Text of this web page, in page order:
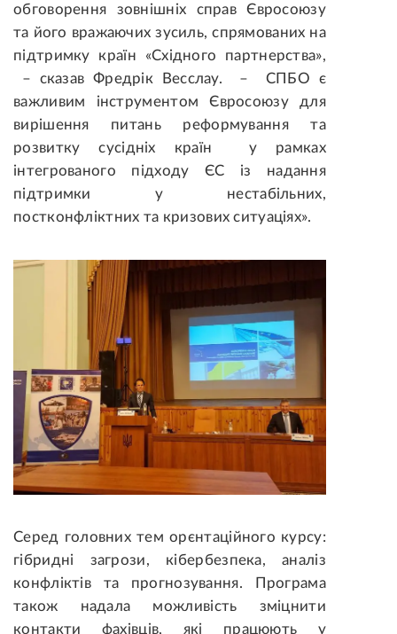
обговорення зовнішніх справ Євросоюзу
та його вражаючих зусиль, спрямованих на
підтримку країн «Східного партнерства»,
– сказав Фредрік Весслау. – СПБО є
важливим інструментом Євросоюзу для
вирішення питань реформування та
розвитку сусідніх країн у рамках
інтегрованого підходу ЄС із надання
підтримки у нестабільних,
постконфліктних та кризових ситуаціях».
Серед головних тем орєнтаційного курсу:
гібридні загрози, кібербезпека, аналіз
конфліктів та прогнозування. Програма
також надала можливість зміцнити
контакти фахівців, які працюють у